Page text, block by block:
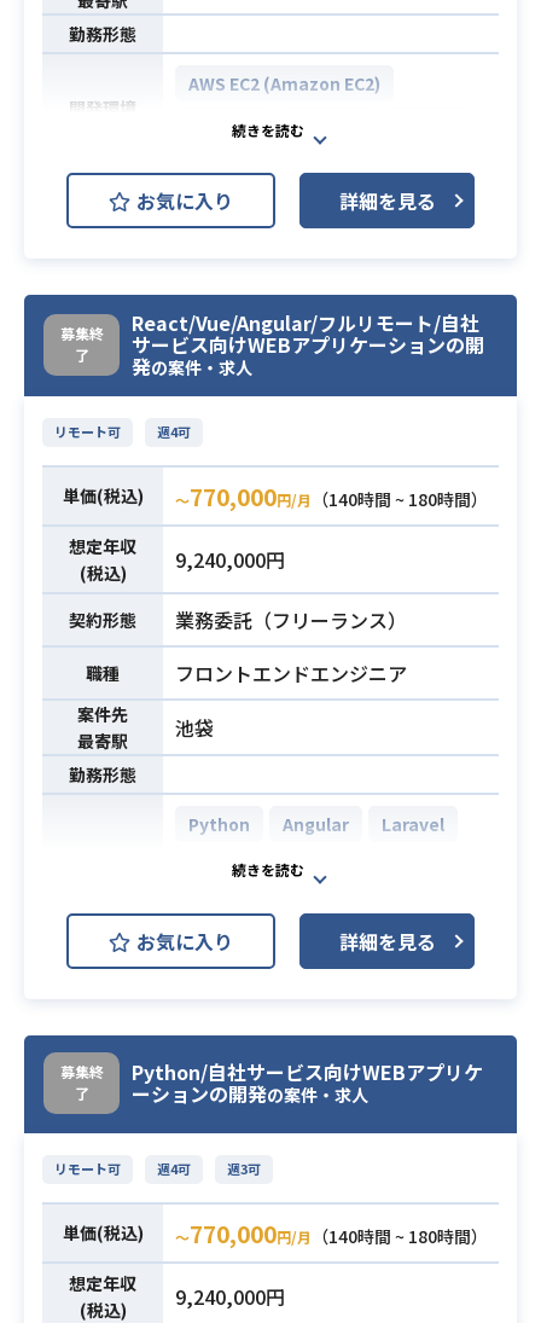
・土日（半日程度）のジョブ監視対
応（当番制/代休）
・クラウド開発・構築経験（AWS
等）
・Oracle、SQL Serverなどのデータ
ベース開発／構築経験、およびデー
（SQLクエリ・ロール・ジョブ・プ
ロシージャ）
・DWH運用・開発／構築経験
・顧客の課題解決、提案といった業
勤務形態
開発環境
AWS EC2 (Amazon EC2)
AWS ECS
AWS IAM
業務内容
自動車メーカー様DWHシステム運用
における、オペレーション/ヘルプデ
（AWS：IAM/EC2/Workspace/ECS/
S3/…）
・SnowFlakeデータ操作オペレーシ
ョン
・ジョブ監視/対応（問題分析）
・運用システムの問合せ/トラブルシ
ューティング
・作業マニュアル作成
・オフショア対応としてのマニュア
ル英語化
・業務スタイルはチケット制です
・今後ヘルプデスク業務をグローバ
ル展開（オフショア化）に行うた
め、
休日の対応（365D）が発生する場合
があります（当番制/短時間/代休取
得）
・クラウド実務経験（AWS等）
・DWH運用経験
・問題解決能力
お気に入り 詳細を見る
募集終
了
React/Vue/Angular/フルリモート/自社
サービス向けWEBアプリケーションの開
発の案件・求人
リモート可 週4可
単価(税込) 〜770,000円/月
（140時間 ~ 180時間）
想定年収
(税込)
9,240,000円
契約形態 業務委託（フリーランス）
職種 フロントエンドエンジニア
案件先
最寄駅
池袋
勤務形態
開発環境
Python Angular
Laravel
React.js
Vue.js
AWS DynamoDB (Amazon Dynam
oDB)
AWS (Amazon Web Services)
AWS Lambda
AWS IAM
AWS S3
AWS VPC
【募集概要】
医科、薬局をご利用の患者様向けの
マーケティングオートメーション基
盤の開発を担当していただきます。
【募集詳細】
■データレイク技術スタック
お気に入り 詳細を見る
募集終
了
Python/自社サービス向けWEBアプリケ
ーションの開発の案件・求人
リモート可 週4可 週3可
単価(税込) 〜770,000円/月
（140時間 ~ 180時間）
想定年収
(税込)
9,240,000円